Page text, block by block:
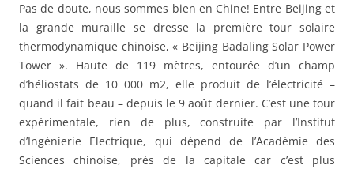
Pas de doute, nous sommes bien en Chine! Entre Beijing et
la grande muraille se dresse la première tour solaire
thermodynamique chinoise, « Beijing Badaling Solar Power
Tower ». Haute de 119 mètres, entourée d’un champ
d’héliostats de 10 000 m2, elle produit de l’électricité –
quand il fait beau – depuis le 9 août dernier. C’est une tour
expérimentale, rien de plus, construite par l’Institut
d’Ingénierie Electrique, qui dépend de l’Académie des
Sciences chinoise, près de la capitale car c’est plus